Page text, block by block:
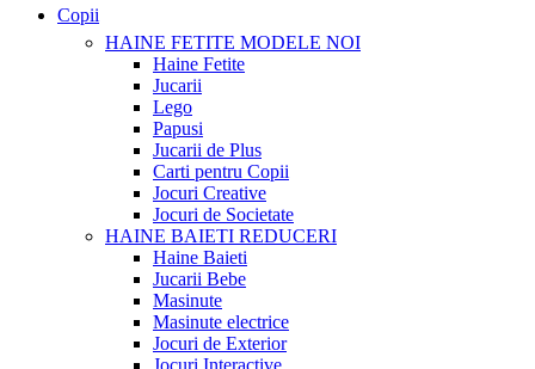
Copii
HAINE FETITE MODELE NOI
Haine Fetite
Jucarii
Lego
Papusi
Jucarii de Plus
Carti pentru Copii
Jocuri Creative
Jocuri de Societate
HAINE BAIETI REDUCERI
Haine Baieti
Jucarii Bebe
Masinute
Masinute electrice
Jocuri de Exterior
Jocuri Interactive